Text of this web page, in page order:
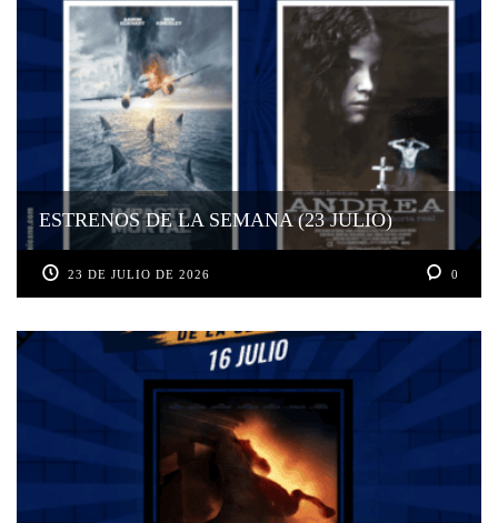
ESTRENOS DE LA SEMANA (23 JULIO)
23 DE JULIO DE 2026 0